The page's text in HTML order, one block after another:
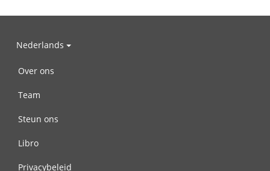
Nederlands
Over ons
Team
Steun ons
Libro
Privacybeleid